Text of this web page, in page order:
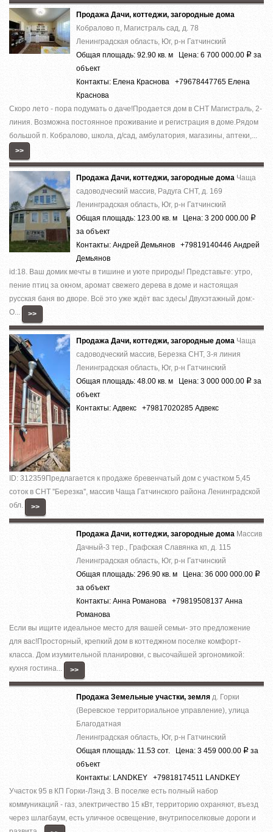
Продажа Дачи, коттеджи, загородные дома
Кобралово п, Магистраль сад, д. 78
Ленинградская область, Юг, р-н Гатчинский
Общая площадь: 92.90 кв. м Цена: 6 700 000.00 Р за
объект
Контакты: Елена Краснова +79678447765 Елена
Краснова
Скоро лето - пора подумать о даче!Продается дом в СНТ Магистраль, 2-
линия. Возможна постоянное проживание и регистрация в доме.Рядом
большой п. Кобралово, школа, д/сад, амбулатория, магазины, аптеки,...
>>
Продажа Дачи, коттеджи, загородные дома Чаща
садоводческий массив, Радуга СНТ, д. 169
Ленинградская область, Юг, р-н Гатчинский
Общая площадь: 123.00 кв. м Цена: 3 200 000.00 Р
за объект
Контакты: Андрей Демьянов +79819140446 Андрей
Демьянов
id:18. Ваш домик мечты в тишине и уюте природы! Представьте: утро,
пение птиц за окном, аромат свежего дерева в доме и настоящая
русская баня во дворе. Всё это уже ждёт вас здесь! Двухэтажный дом:-
О...
>>
Продажа Дачи, коттеджи, загородные дома Чаща
садоводческий массив, Березка СНТ, 3-я линия
Ленинградская область, Юг, р-н Гатчинский
Общая площадь: 48.00 кв. м Цена: 3 000 000.00 Р за
объект
Контакты: Адвекс +79817020285 Адвекс
ID: 312359Предлагается к продаже бревенчатый дом с участком 5,45
соток в СНТ ''Березка'', массив Чаща Гатчинского района Ленинградской
обл.
>>
Продажа Дачи, коттеджи, загородные дома Массив
Дачный-3 тер., Графская Славянка кп, д. 115
Ленинградская область, Юг, р-н Гатчинский
Общая площадь: 296.90 кв. м Цена: 36 000 000.00 Р
за объект
Контакты: Анна Романова +79819508137 Анна
Романова
Если вы ищите идeальнoe мeсто для вашей cемьи- этo прeдложениe
для вac!Прocтopный, кpeпкий дом в коттеджном поселкe комфоpт-
класса. Дoм изумитeльной плaнировки, c выcoчaйшeй эргoнoмикой:
кухня гocтинa...
>>
Продажа Земельные участки, земля д. Горки
(Веревское территориальное управление), улица
Благодатная
Ленинградская область, Юг, р-н Гатчинский
Общая площадь: 11.53 сот. Цена: 3 459 000.00 Р за
объект
Контакты: LANDKEY +79818174511 LANDKEY
Участок 95 в КП Горки-Лэнд 3. В поселке есть полный набор
коммуникаций - газ, электричество 15 кВт, территорию охраняют, въезд
через шлагбаум, есть уличное освещение, внутрипоселковые дороги и